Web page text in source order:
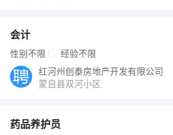
会计
性别不限 经验不限
红河州创泰房地产开发有限公司
蒙自县双河小区
药品养护员